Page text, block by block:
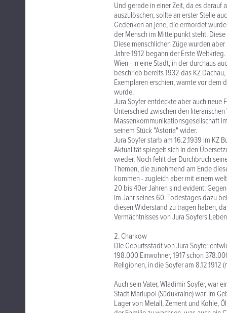
Und gerade in einer Zeit, da es darauf
auszulöschen, sollte an erster Stelle
Gedenken an jene, die ermordet
der Mensch im Mittelpunkt steht.
Diese menschlichen Züge wurden
Jahre 1912 begann der Erste
Wien - in eine Stadt, in der durchaus
beschrieb bereits 1932 das KZ
Exemplaren erschien, warnte vor dem
wurde.
Jura Soyfer entdeckte aber auch neue
Unterschied zwischen den
Massenkommunikationsgesellschaft
seinem Stück "Astoria" wider.
Jura Soyfer starb am 16.2.1939 im KZ
Aktualität spiegelt sich in den
wieder. Noch fehlt der Durchbruch
Themen, die zunehmend am Ende
kommen - zugleich aber mit einem
20 bis 40er Jahren sind evident:
im Jahr seines 60. Todestages dazu
diesen Widerstand zu tragen haben,
Vermächtnisses von Jura Soyfers
2. Charkow
Die Geburtsstadt von Jura Soyfer
198.000 Einwohner, 1917 schon
Religionen, in die Soyfer am
Auch sein Vater, Wladimir Soyfer, war
Stadt Mariupol (Südukraine) war. Im
Lager von Metall, Zement und Kohle,